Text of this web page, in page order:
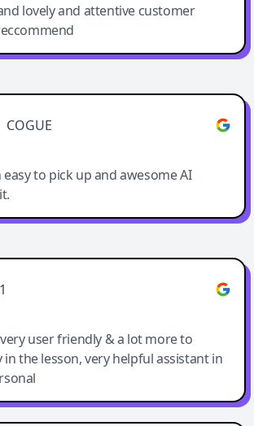
lovely and attentive customer
AI tool
easy to pick up and awesome AI
very user friendly & a lot more to
the lesson, very helpful assistant in